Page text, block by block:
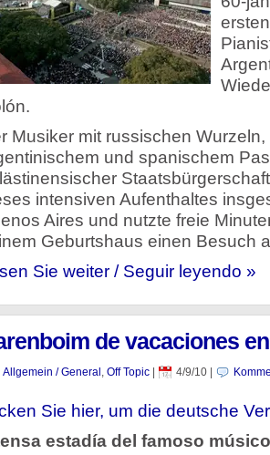
Musiker mit russischen
und spanischem
intensiven Aufenthaltes
Aires und nutzte freie
Geburtshaus einen Besuch
Sie weiter / Seguir leyendo »
de vacaciones
Allgemein / General , Off Topic| 4/9/10|
Sie hier, um die deutsche
estadía del famoso